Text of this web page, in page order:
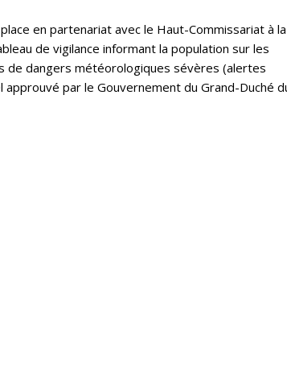
en partenariat avec le Haut-Commissariat à la
de vigilance informant la population sur les
dangers météorologiques sévères (alertes
par le Gouvernement du Grand-Duché